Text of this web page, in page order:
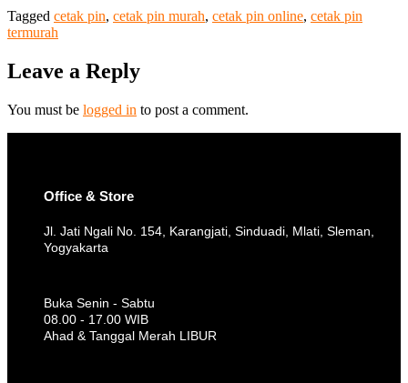
Tagged cetak pin, cetak pin murah, cetak pin online, cetak pin
termurah
Leave a Reply
You must be logged in to post a comment.
Office & Store
Jl. Jati Ngali No. 154, Karangjati, Sinduadi, Mlati, Sleman,
Yogyakarta
Buka Senin - Sabtu
08.00 - 17.00 WIB
Ahad & Tanggal Merah LIBUR